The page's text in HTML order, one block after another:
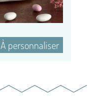
À personnaliser